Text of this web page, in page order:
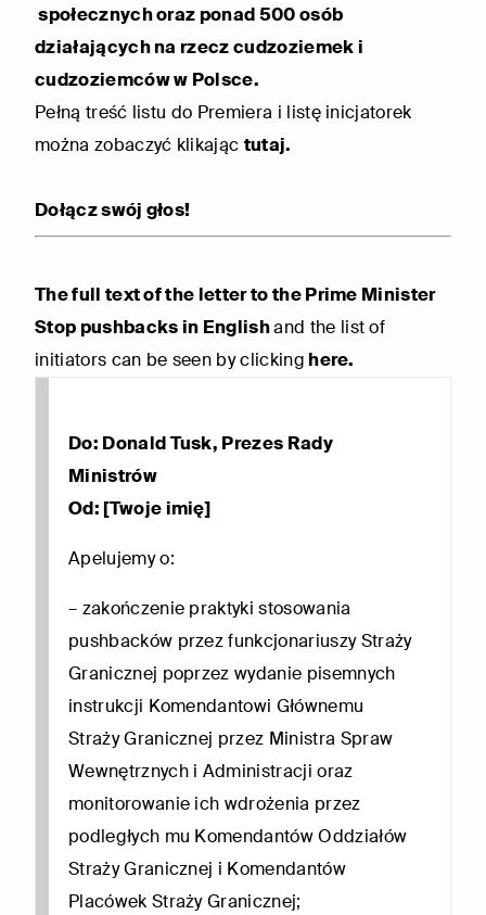
społecznych oraz ponad 500 osób
działających na rzecz cudzoziemek i
cudzoziemców w Polsce.
Pełną treść listu do Premiera i listę inicjatorek
można zobaczyć klikając tutaj.
Dołącz swój głos!
The full text of the letter to the Prime Minister
Stop pushbacks in Englishand the list of
initiators can be seen by clicking here.
Do: Donald Tusk, Prezes Rady
Ministrów
Od: [Twoje imię]
Apelujemy o:
– zakończenie praktyki stosowania
pushbacków przez funkcjonariuszy Straży
Granicznej poprzez wydanie pisemnych
instrukcji Komendantowi Głównemu
Straży Granicznej przez Ministra Spraw
Wewnętrznych i Administracji oraz
monitorowanie ich wdrożenia przez
podległych mu Komendantów Oddziałów
Straży Granicznej i Komendantów
Placówek Straży Granicznej;